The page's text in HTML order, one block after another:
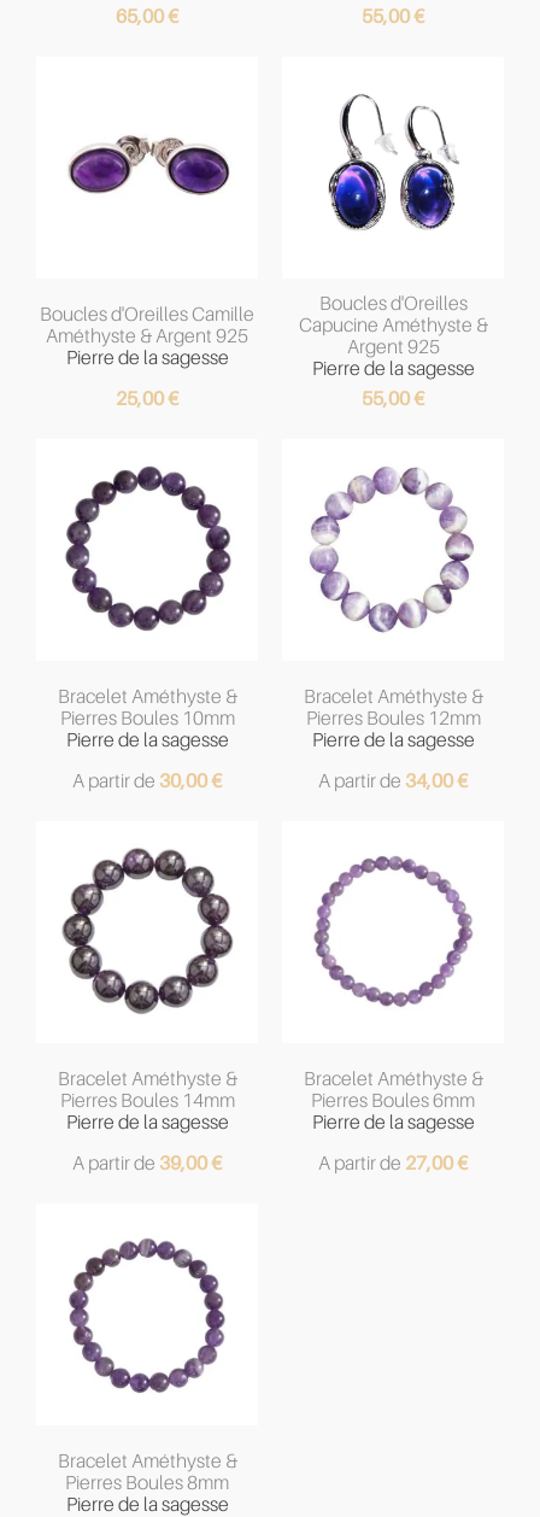
65,00€ 55,00€
Boucles d'Oreilles Camille
Améthyste & Argent 925
Pierre de la sagesse
25,00€
Boucles d'Oreilles
Capucine Améthyste &
Argent 925
Pierre de la sagesse
55,00€
Bracelet Améthyste &
Pierres Boules 10mm
Pierre de la sagesse
A partir de 30,00€
Bracelet Améthyste &
Pierres Boules 12mm
Pierre de la sagesse
A partir de 34,00€
Bracelet Améthyste &
Pierres Boules 14mm
Pierre de la sagesse
A partir de 39,00€
Bracelet Améthyste &
Pierres Boules 6mm
Pierre de la sagesse
A partir de 27,00€
Bracelet Améthyste &
Pierres Boules 8mm
Pierre de la sagesse